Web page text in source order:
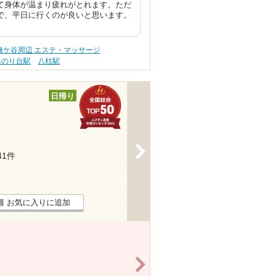
体が温まり疲れがとれます。ただ
平日に行くのが良いと思います。
ケ谷周辺 エステ・マッサージ
り台駅 八柱駅
日帰り
件
お気に入りに追加